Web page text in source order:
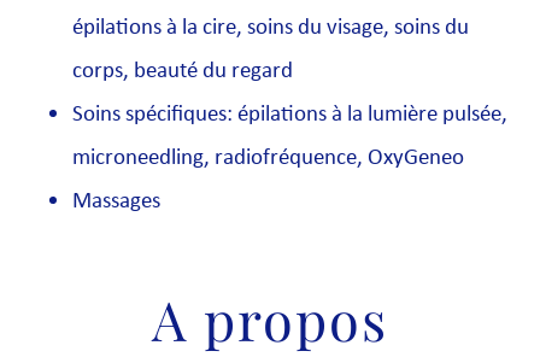
épilations à la cire, soins du visage, soins du
corps, beauté du regard
Soins spécifiques: épilations à la lumière pulsée,
microneedling, radiofréquence, OxyGeneo
Massages
A propos